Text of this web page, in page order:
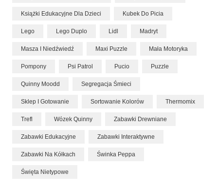
Książki Edukacyjne Dla Dzieci Kubek Do Picia
Lego Lego Duplo Lidl Madryt
Masza I Niedźwiedź Maxi Puzzle Mała Motoryka
Pompony Psi Patrol Pucio Puzzle
Quinny Moodd Segregacja Śmieci
Sklep I Gotowanie Sortowanie Kolorów Thermomix
Trefl Wózek Quinny Zabawki Drewniane
Zabawki Edukacyjne Zabawki Interaktywne
Zabawki Na Kółkach Świnka Peppa
Święta Nietypowe